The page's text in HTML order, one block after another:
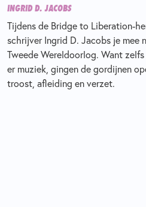
INGRID D. JACOBS
Tijdens de Bridge to Liberation-
schrijver Ingrid D. Jacobs je mee
Tweede Wereldoorlog. Want
er muziek, gingen de gordijnen
troost, afleiding en verzet.